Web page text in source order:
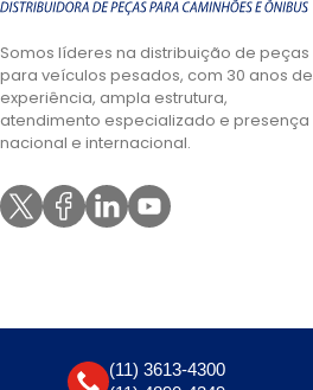
Somos líderes na distribuição de peças
para veículos pesados, com 30 anos de
experiência, ampla estrutura,
atendimento especializado e presença
nacional e internacional.
(11) 3613-4300